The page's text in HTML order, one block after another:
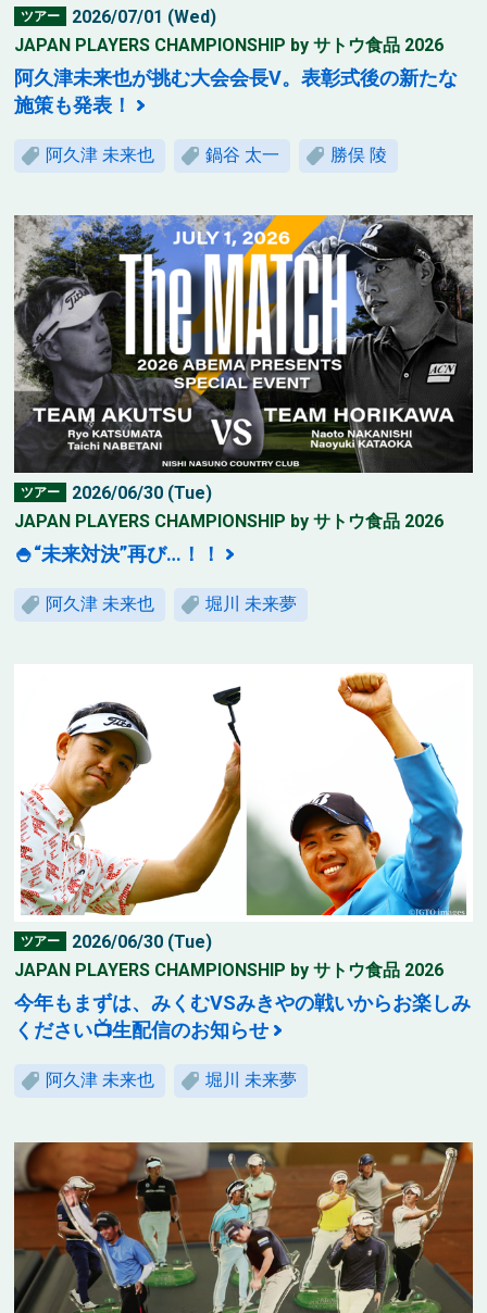
ツアー
2026/07/01 (Wed)
JAPAN PLAYERS CHAMPIONSHIP by サトウ食品 2026
阿久津未来也が挑む大会会長V。表彰式後の新たな
施策も発表！
阿久津 未来也 鍋谷 太一 勝俣 陵
ツアー
2026/06/30 (Tue)
JAPAN PLAYERS CHAMPIONSHIP by サトウ食品 2026
🍚“未来対決”再び…！！
阿久津 未来也 堀川 未来夢
ツアー
2026/06/30 (Tue)
JAPAN PLAYERS CHAMPIONSHIP by サトウ食品 2026
今年もまずは、みくむVSみきやの戦いからお楽しみ
ください📺生配信のお知らせ
阿久津 未来也 堀川 未来夢